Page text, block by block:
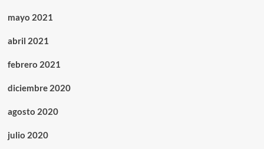
mayo 2021
abril 2021
febrero 2021
diciembre 2020
agosto 2020
julio 2020